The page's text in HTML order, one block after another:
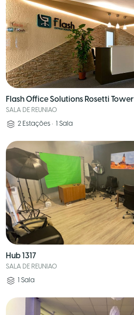
Flash Office Solutions Rosetti Tower
SALA DE REUNIAO
2 Estações • 1 Sala
Hub 1317
SALA DE REUNIAO
1 Sala